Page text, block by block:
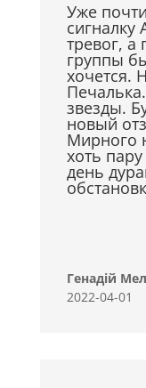
Уже
сигналку
тревог, а
группы
хочется.
звезды.
новый
Мирного
хоть
день
Генадій
2022-04-01